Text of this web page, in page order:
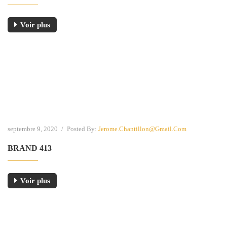
Voir plus
septembre 9, 2020 / Posted By: Jerome.chantillon@gmail.com
BRAND 413
Voir plus